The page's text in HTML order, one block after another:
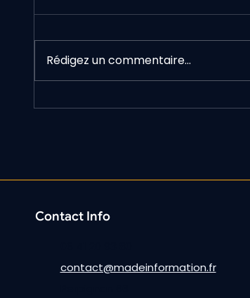
Rédigez un commentaire...
Contact Info
contact@madeinformation.fr